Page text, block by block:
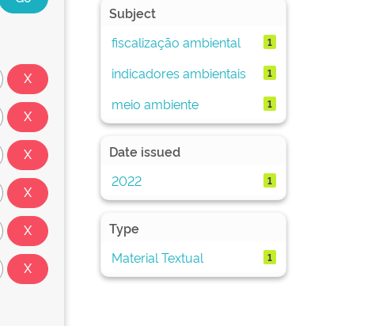
Subject
fiscalização ambiental
1
indicadores ambientais 1
meio ambiente 1
Date issued
2022
1
Type
Material Textual
1